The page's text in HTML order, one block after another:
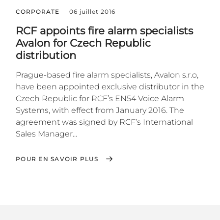
CORPORATE 06 juillet 2016
RCF appoints fire alarm specialists
Avalon for Czech Republic
distribution
Prague-based fire alarm specialists, Avalon s.r.o,
have been appointed exclusive distributor in the
Czech Republic for RCF’s EN54 Voice Alarm
Systems, with effect from January 2016. The
agreement was signed by RCF’s International
Sales Manager...
POUR EN SAVOIR PLUS